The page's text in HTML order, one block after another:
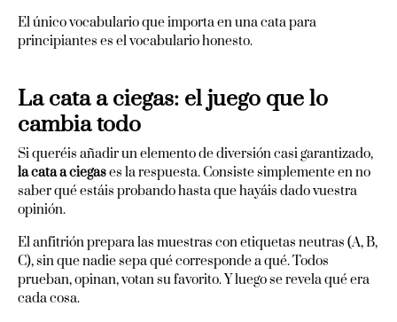
El único vocabulario que importa en una cata para
principiantes es el vocabulario honesto.
La cata a ciegas: el juego que lo
cambia todo
Si queréis añadir un elemento de diversión casi garantizado,
la cata a ciegases la respuesta. Consiste simplemente en no
saber qué estáis probando hasta que hayáis dado vuestra
opinión.
El anfitrión prepara las muestras con etiquetas neutras (A, B,
C), sin que nadie sepa qué corresponde a qué. Todos
prueban, opinan, votan su favorito. Y luego se revela qué era
cada cosa.